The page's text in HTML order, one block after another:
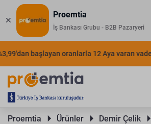
Proemtia
İş Bankası Grubu - B2B Pazaryeri
başlayan oranlarla 12 Aya varan
Proemtia Ürünler Demir Çelik